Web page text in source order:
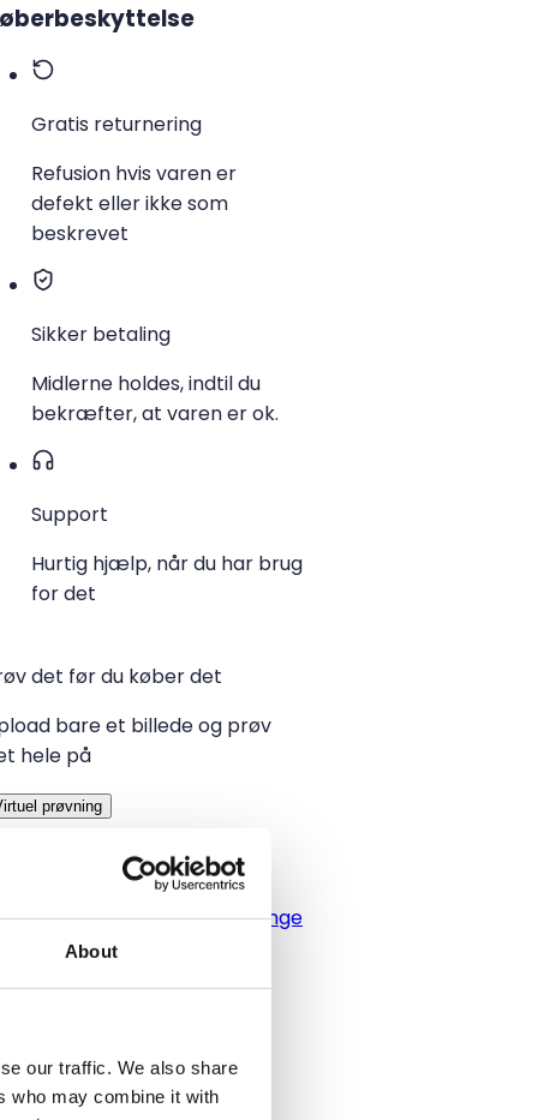
About
our traffic. We also share
who may combine it with
Gratis returnering
Refusion hvis varen er
defekt eller ikke som
beskrevet
Sikker betaling
Midlerne holdes, indtil du
bekræfter, at varen er ok.
Support
Hurtig hjælp, når du har brug
for det
det før du køber det
bare et billede og prøv
hele på
prøvning
Kvinder/Tilbehør/Øreringe
Mærke
Størrelse